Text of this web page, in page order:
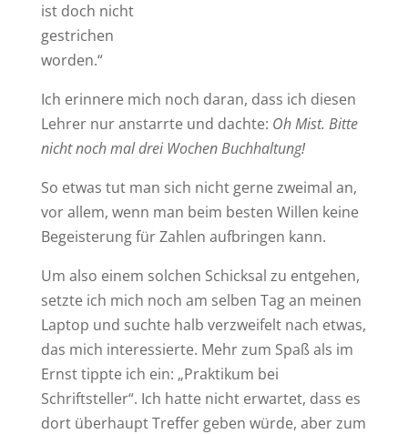
ist doch nicht
gestrichen
worden.“
Ich erinnere mich noch daran, dass ich diesen
Lehrer nur anstarrte und dachte: Oh Mist. Bitte
nicht noch mal drei Wochen Buchhaltung!
So etwas tut man sich nicht gerne zweimal an,
vor allem, wenn man beim besten Willen keine
Begeisterung für Zahlen aufbringen kann.
Um also einem solchen Schicksal zu entgehen,
setzte ich mich noch am selben Tag an meinen
Laptop und suchte halb verzweifelt nach etwas,
das mich interessierte. Mehr zum Spaß als im
Ernst tippte ich ein: „Praktikum bei
Schriftsteller“. Ich hatte nicht erwartet, dass es
dort überhaupt Treffer geben würde, aber zum